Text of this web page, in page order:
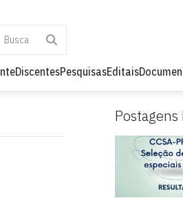
DiscentesPesquisasEditais
Postagens